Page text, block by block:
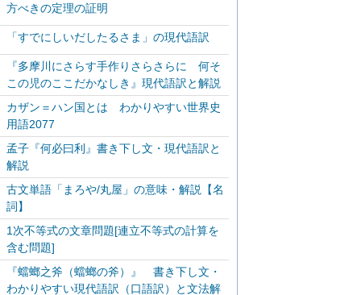
方べきの定理の証明
「すでにしいだしたるさま」の現代語訳
『多摩川にさらす手作りさらさらに 何そ
この児のここだかなしき』現代語訳と解説
カザン＝ハン国とは わかりやすい世界史
用語2077
孟子『何必曰利』書き下し文・現代語訳と
解説
古文単語「まろや/丸屋」の意味・解説【名
詞】
1次不等式の文章問題[連立不等式の計算を
含む問題]
『蟷螂之斧（蟷螂の斧）』 書き下し文・
わかりやすい現代語訳（口語訳）と文法解